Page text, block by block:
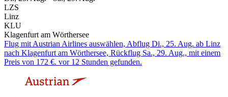
LZS
Linz
KLU
Klagenfurt am Wörthersee
Flug mit Austrian Airlines auswählen, Abflug Di., 25. Aug. ab Linz
nach Klagenfurt am Wörthersee, Rückflug Sa., 29. Aug., mit einem
Preis von 172 €. vor 12 Stunden gefunden.